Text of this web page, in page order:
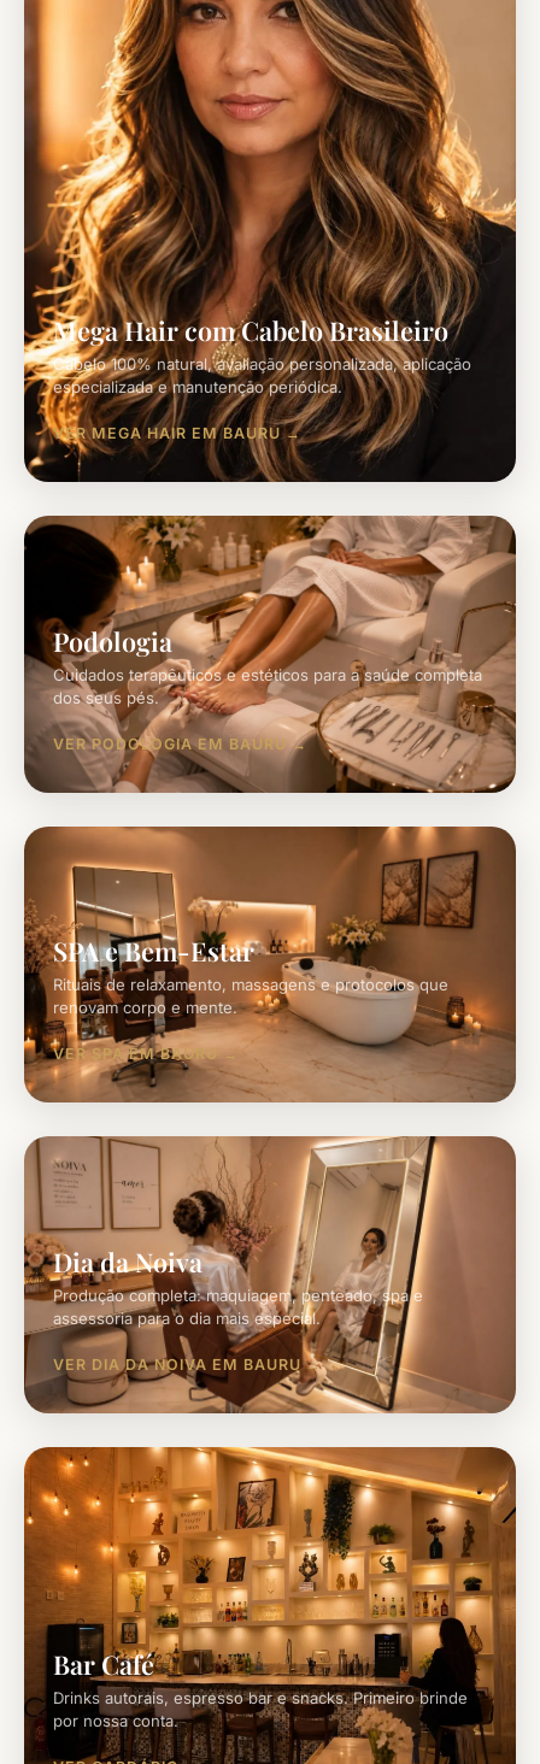
Mega Hair com Cabelo Brasileiro
Cabelo 100% natural, avaliação personalizada, aplicação
especializada e manutenção periódica.
VER MEGA HAIR EM BAURU
Podologia
Cuidados terapêuticos e estéticos para a saúde completa
dos seus pés.
VER PODOLOGIA EM BAURU
SPA e Bem-Estar
Rituais de relaxamento, massagens e protocolos que
renovam corpo e mente.
VER SPA EM BAURU
Dia da Noiva
Produção completa: maquiagem, penteado, spa e
assessoria para o dia mais especial.
VER DIA DA NOIVA EM BAURU
Bar Café
Drinks autorais, espresso bar e snacks. Primeiro brinde
por nossa conta.